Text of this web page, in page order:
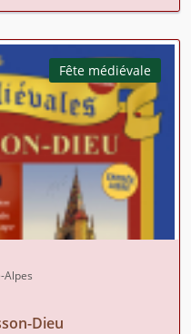
Fête médiévale
Alpes
Dieu